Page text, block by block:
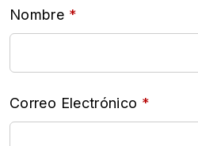
Nombre
Correo Electrónico